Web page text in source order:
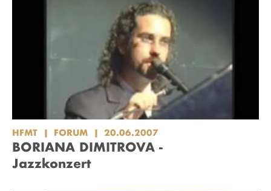
HFMT FORUM 20.06.2007
BORIANA DIMITROVA -
Jazzkonzert